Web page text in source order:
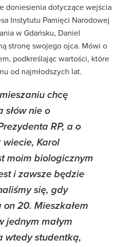
doniesienia dotyczące wejścia
Instytutu Pamięci Narodowej
w Gdańsku, Daniel
stronę swojego ojca. Mówi o
podkreślając wartości, które
od najmłodszych lat.
chcę
nie o
RP, a o
wiecie, Karol
moim biologicznym
i zawsze będzie
się, gdy
20. Mieszkałem
jednym małym
wtedy studentką,